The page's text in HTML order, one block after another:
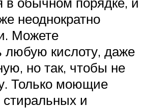
неоднократно
Можете
любую кислоту, даже
но так, чтобы не
Только моющие
стиральных и